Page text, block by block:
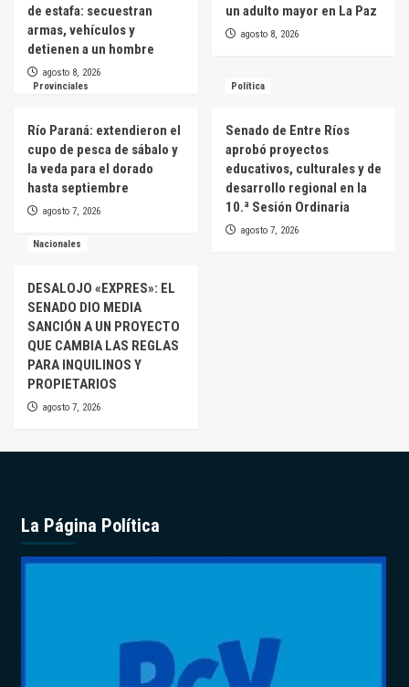
de estafa: secuestran
armas, vehículos y
detienen a un hombre
agosto 8, 2026
un adulto mayor en La Paz
agosto 8, 2026
Provinciales
Río Paraná: extendieron el
cupo de pesca de sábalo y
la veda para el dorado
hasta septiembre
agosto 7, 2026
Política
Senado de Entre Ríos
aprobó proyectos
educativos, culturales y de
desarrollo regional en la
10.ª Sesión Ordinaria
agosto 7, 2026
Nacionales
DESALOJO «EXPRES»: EL
SENADO DIO MEDIA
SANCIÓN A UN PROYECTO
QUE CAMBIA LAS REGLAS
PARA INQUILINOS Y
PROPIETARIOS
agosto 7, 2026
La Página Política